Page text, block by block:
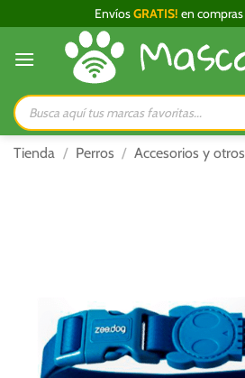
al
contenido
EnvíosGRATIS! en
Búsqueda
de
productos
Tienda / Perros / Accesorios y otros